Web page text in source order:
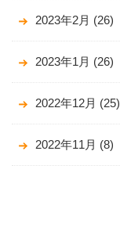
2023年2月 (26)
2023年1月 (26)
2022年12月 (25)
2022年11月 (8)